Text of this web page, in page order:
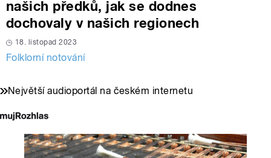
našich předků, jak se dodnes
dochovaly v našich regionech
18. listopad 2023
Folklorní notování
Největší audioportál na českém internetu